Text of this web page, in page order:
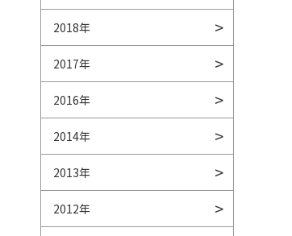
2018年
2017年
2016年
2014年
2013年
2012年